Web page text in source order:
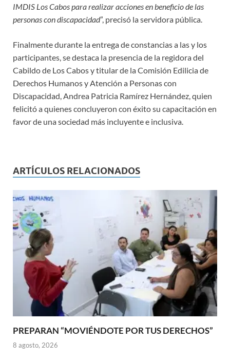
IMDIS Los Cabos para realizar acciones en beneficio de las
personas con discapacidad”, precisó la servidora pública.
Finalmente durante la entrega de constancias a las y los
participantes, se destaca la presencia de la regidora del
Cabildo de Los Cabos y titular de la Comisión Edilicia de
Derechos Humanos y Atención a Personas con
Discapacidad, Andrea Patricia Ramírez Hernández, quien
felicitó a quienes concluyeron con éxito su capacitación en
favor de una sociedad más incluyente e inclusiva.
ARTÍCULOS RELACIONADOS
PREPARAN “MOVIÉNDOTE POR TUS DERECHOS”
8 agosto, 2026